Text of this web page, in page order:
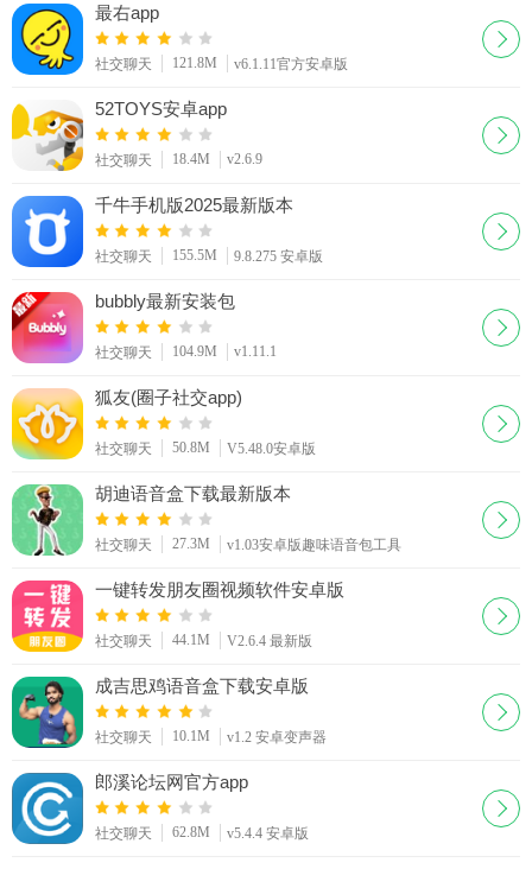
最右app
社交聊天 121.8M v6.1.11官方安卓版
52TOYS安卓app
社交聊天 18.4M v2.6.9
千牛手机版2025最新版本
社交聊天 155.5M 9.8.275 安卓版
bubbly最新安装包
社交聊天 104.9M v1.11.1
狐友(圈子社交app)
社交聊天 50.8M V5.48.0安卓版
胡迪语音盒下载最新版本
社交聊天 27.3M v1.03安卓版趣味语音包工具
一键转发朋友圈视频软件安卓版
社交聊天 44.1M V2.6.4 最新版
成吉思鸡语音盒下载安卓版
社交聊天 10.1M v1.2 安卓变声器
郎溪论坛网官方app
社交聊天 62.8M v5.4.4 安卓版